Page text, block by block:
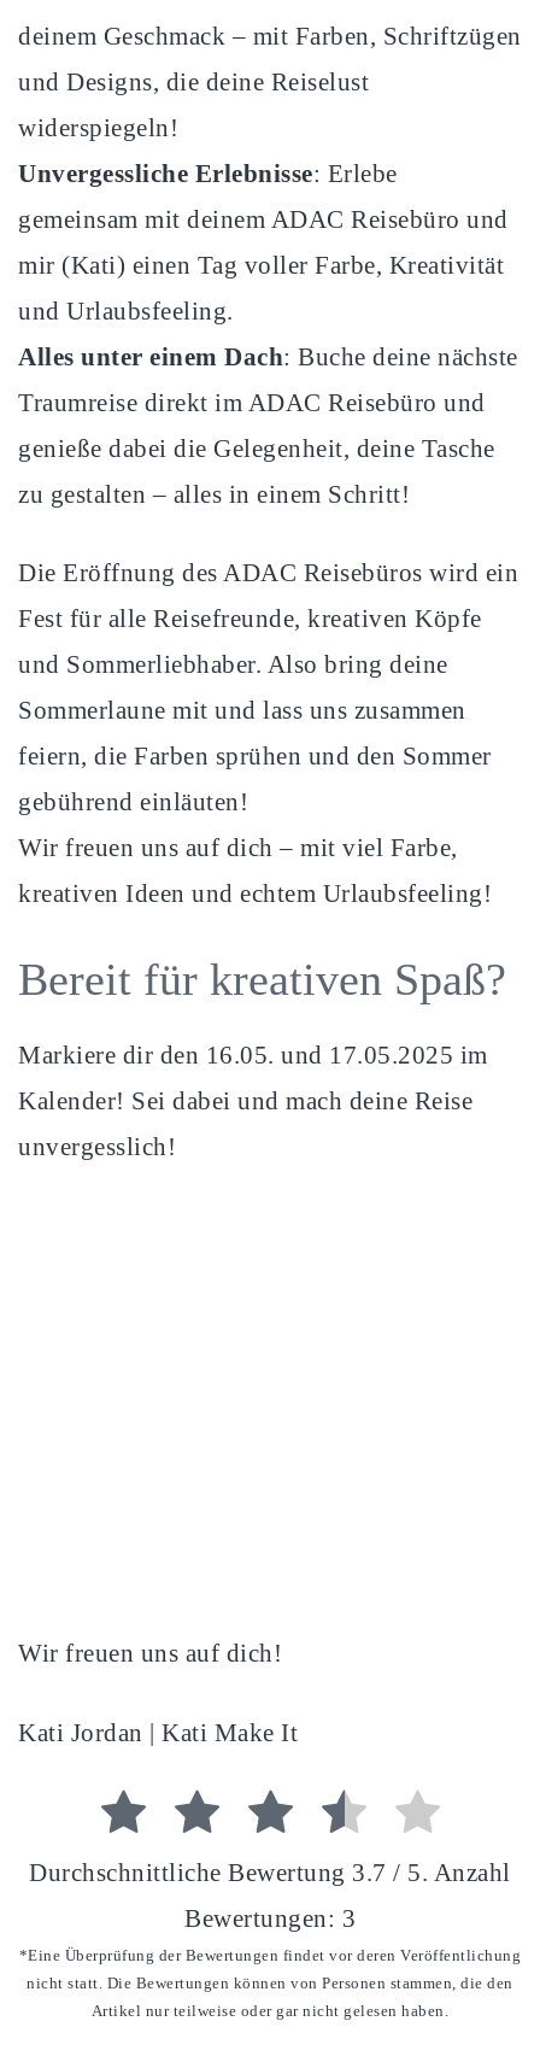
deinem Geschmack – mit Farben, Schriftzügen
und Designs, die deine Reiselust
widerspiegeln!
Unvergessliche Erlebnisse: Erlebe
gemeinsam mit deinem ADAC Reisebüro und
mir (Kati) einen Tag voller Farbe, Kreativität
und Urlaubsfeeling.
Alles unter einem Dach: Buche deine nächste
Traumreise direkt im ADAC Reisebüro und
genieße dabei die Gelegenheit, deine Tasche
zu gestalten – alles in einem Schritt!
Die Eröffnung des ADAC Reisebüros wird ein
Fest für alle Reisefreunde, kreativen Köpfe
und Sommerliebhaber. Also bring deine
Sommerlaune mit und lass uns zusammen
feiern, die Farben sprühen und den Sommer
gebührend einläuten!
Wir freuen uns auf dich – mit viel Farbe,
kreativen Ideen und echtem Urlaubsfeeling!
Bereit für kreativen Spaß?
Markiere dir den 16.05. und 17.05.2025 im
Kalender! Sei dabei und mach deine Reise
unvergesslich!
Wir freuen uns auf dich!
Kati Jordan | Kati Make It
Durchschnittliche Bewertung 3.7 / 5. Anzahl
Bewertungen: 3